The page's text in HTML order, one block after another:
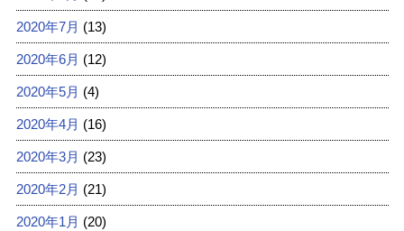
2020年7月 (13)
2020年6月 (12)
2020年5月 (4)
2020年4月 (16)
2020年3月 (23)
2020年2月 (21)
2020年1月 (20)